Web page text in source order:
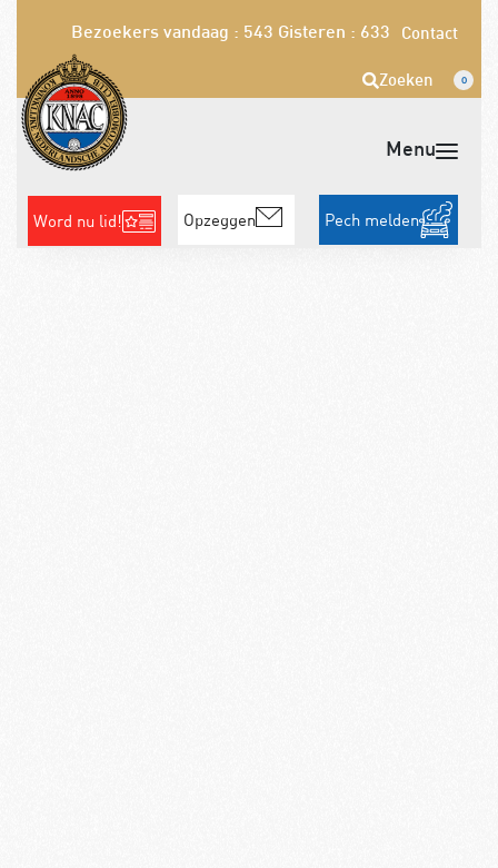
Bezoekers vandaag : 543 Gisteren : 633 Contact
Zoeken 0
Word nu lid! Opzeggen Pech melden